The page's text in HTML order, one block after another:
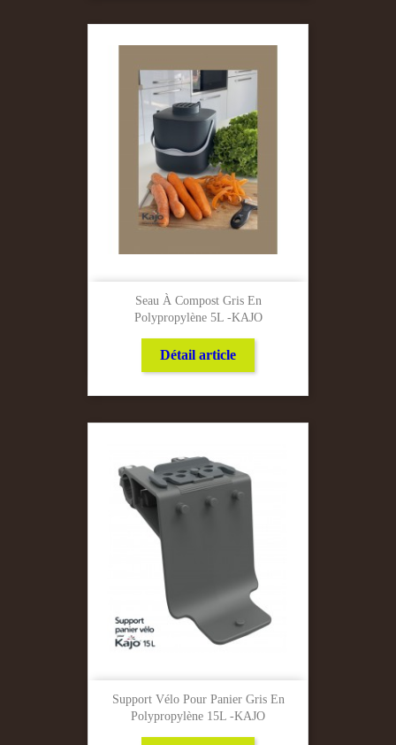
Seau À Compost Gris En
Polypropylène 5L -KAJO
Détail article
Support Vélo Pour Panier Gris En
Polypropylène 15L -KAJO